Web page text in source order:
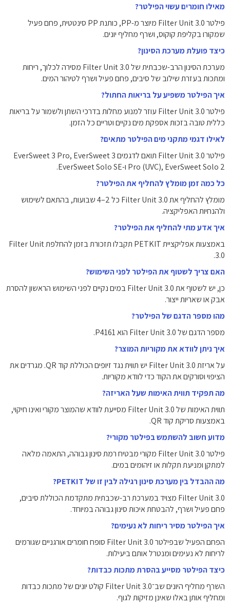
מאילו חומרים עשוי הפילטר?
פילטר Filter Unit 3.0 מיוצר מ-PP, כותנת PP סינטטית, פחם פעיל
שמקורו בקליפת קוקוס, ושרף מחליף יונים.
כיצד פועלת מערכת הסינון?
מערכת הסינון הרב-שכבתית של Filter Unit 3.0 מסירה לכלוך, ריחות
ומתכות בעזרת שילוב של סיבים, פחם פעיל ושרף לטיהור המים.
איך הפילטר משפיע על בריאות החתול?
פילטר Filter Unit 3.0 עוזר למנוע מחלות בדרכי השתן ולשמור על בריאות
כללית טובה בזכות אספקת מים נקיים וטריים כל הזמן.
לאילו דגמי מתקני מים הפילטר מתאים?
פילטר Filter Unit 3.0 תואם לדגמים EverSweet 3 Pro, EverSweet 3
Pro (UVC), EverSweet Solo 2 ו-EverSweet Solo SE.
כל כמה זמן מומלץ להחליף את הפילטר?
מומלץ להחליף את Filter Unit 3.0 כל 2–4 שבועות, בהתאם לשימוש
ולהנחיות האפליקציה.
איך אדע מתי להחליף את הפילטר?
באמצעות אפליקציית PETKIT תקבלו תזכורת בזמן להחלפת Filter Unit
3.0.
האם צריך לשטוף את הפילטר לפני השימוש?
כן, יש לשטוף את Filter Unit 3.0 במים נקיים לפני השימוש הראשון להסרת
אבק או שאריות ייצור.
מהו מספר הדגם של הפילטר?
מספר הדגם של Filter Unit 3.0 הוא P4161.
איך ניתן לוודא את מקוריות המוצר?
על אריזת Filter Unit 3.0 יש תווית נגד זיופים הכוללת קוד QR. מגרדים את
הציפוי וסורקים את הקוד כדי לוודא מקוריות.
מה תפקיד תווית האימות שעל האריזה?
תווית האימות של Filter Unit 3.0 מסייעת לוודא שהמוצר מקורי ואינו חיקוי,
באמצעות סריקת קוד QR.
מדוע חשוב להשתמש בפילטר מקורי?
פילטר Filter Unit 3.0 מקורי מבטיח רמת סינון גבוהה, התאמה מלאה
למתקן ומניעת תקלות או זיהומים במים.
מה ההבדל בין מערכת סינון רגילה לבין זו של PETKIT?
Filter Unit 3.0 מצויד במערכת רב-שכבתית מתקדמת הכוללת סיבים,
פחם פעיל ושרף, להבטחת איכות סינון גבוהה במיוחד.
איך הפילטר מסיר ריחות לא נעימים?
הפחם הפעיל שבפילטר Filter Unit 3.0 סופח חומרים אורגניים שגורמים
לריחות לא נעימים ומנטרל אותם ביעילות.
כיצד הפילטר מסייע בהסרת מתכות כבדות?
השרף מחליף היונים שב־Filter Unit 3.0 קולט יונים של מתכות כבדות
ומחליף אותן באלו שאינן מזיקות לגוף.